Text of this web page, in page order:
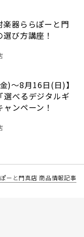
楽器ららぽーと門
び方講座！
)～8月16日(日)】
べるデジタルギ
ンペーン！
ーと門真店 商品情報記事